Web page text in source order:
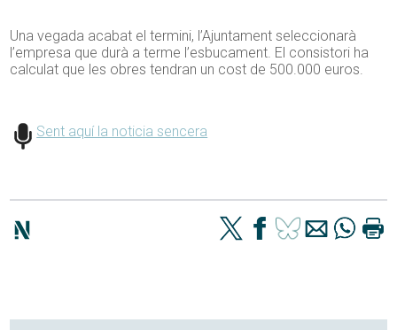
Una vegada acabat el termini, l’Ajuntament seleccionarà
l’empresa que durà a terme l’esbucament. El consistori ha
calculat que les obres tendran un cost de 500.000 euros.
Sent aquí la noticia sencera